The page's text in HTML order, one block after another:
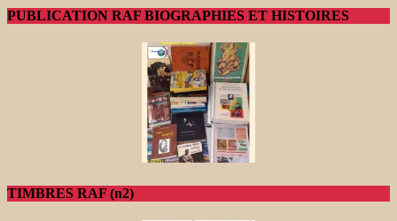
PUBLICATION RAF BIOGRAPHIES ET HISTOIRES
TIMBRES RAF (n2)